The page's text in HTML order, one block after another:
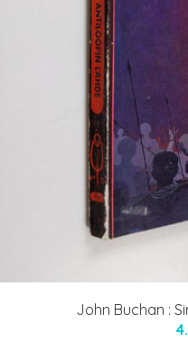
John Buchan :